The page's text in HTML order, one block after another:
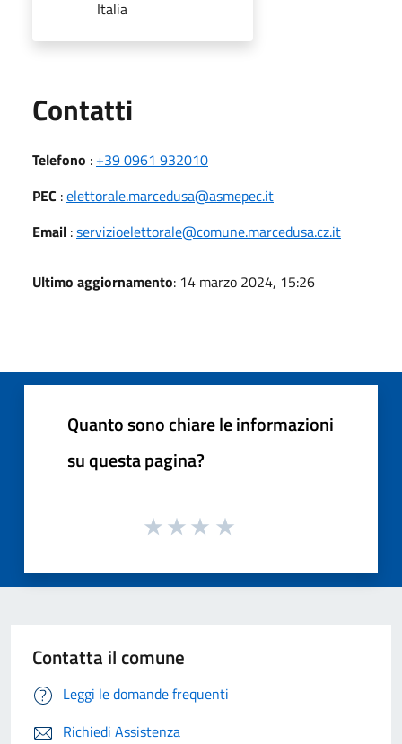
Italia
Contatti
Telefono : +39 0961 932010
PEC :elettorale.marcedusa@asmepec.it
Email :servizioelettorale@comune.marcedusa.cz.it
Ultimo aggiornamento: 14 marzo 2024, 15:26
Quanto sono chiare le informazioni
su questa pagina?
Contatta il comune
Leggi le domande frequenti
Richiedi Assistenza